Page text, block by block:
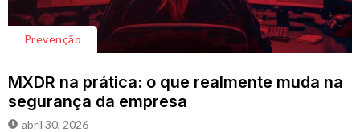
Prevenção
MXDR na prática: o que realmente muda na
segurança da empresa
abril 30, 2026